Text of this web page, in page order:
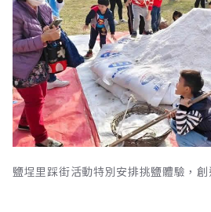
鹽埕里踩街活動特別安排挑鹽體驗，